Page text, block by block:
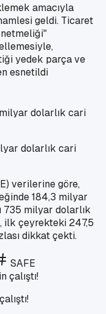
amacıyla
geldi. Ticaret
yedek parça ve
esnetildi
dolarlık cari
verilerine göre,
184,3 milyar
735 milyar dolarlık
ilk çeyrekteki 247,5
dikkat çekti.
SAFE